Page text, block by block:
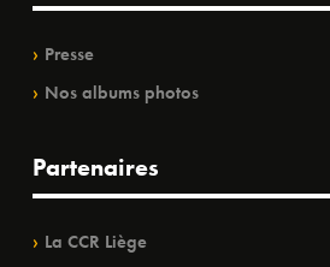
Presse
Nos albums photos
Partenaires
La CCR Liège